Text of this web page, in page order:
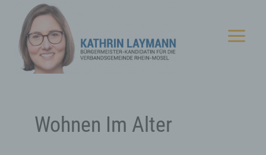
Inhalt
springen
Wohnen Im Alter